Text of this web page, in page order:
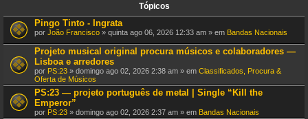
Tópicos
Pingo Tinto - Ingrata
por João Francisco » quinta ago 06, 2026 12:33 am » em Bandas Nacionais
Projeto musical original procura músicos e colaboradores —
Lisboa e arredores
por PS:23 » domingo ago 02, 2026 2:38 am » em Classificados, Procura &
Oferta de Músicos
PS:23 — projeto português de metal | Single “Kill the
Emperor”
por PS:23 » domingo ago 02, 2026 2:37 am » em Bandas Nacionais